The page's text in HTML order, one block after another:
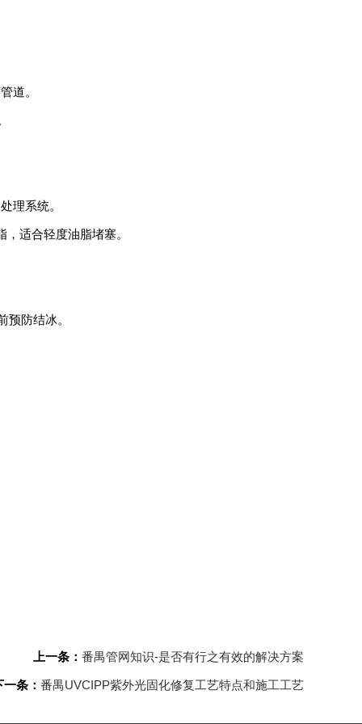
道。
理系统。
适合轻度油脂堵塞。
防结冰。
上一条： 番禺管网知识-是否有行之有效的解决方案
一条： 番禺UVCIPP紫外光固化修复工艺特点和施工工艺